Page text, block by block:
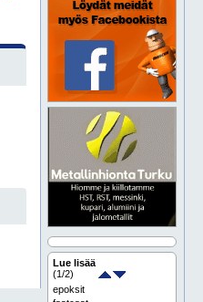
Lue lisää
(1/2)
epoksit